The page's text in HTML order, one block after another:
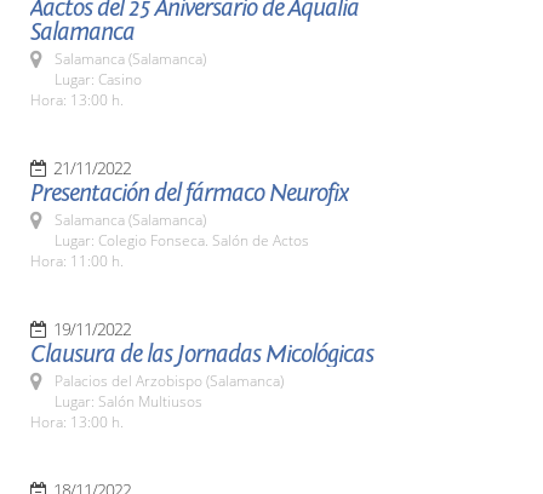
Aactos del 25 Aniversario de Aqualia
Salamanca
Salamanca (Salamanca)
Lugar: Casino
Hora: 13:00 h.
21/11/2022
Presentación del fármaco Neurofix
Salamanca (Salamanca)
Lugar: Colegio Fonseca. Salón de Actos
Hora: 11:00 h.
19/11/2022
Clausura de las Jornadas Micológicas
Palacios del Arzobispo (Salamanca)
Lugar: Salón Multiusos
Hora: 13:00 h.